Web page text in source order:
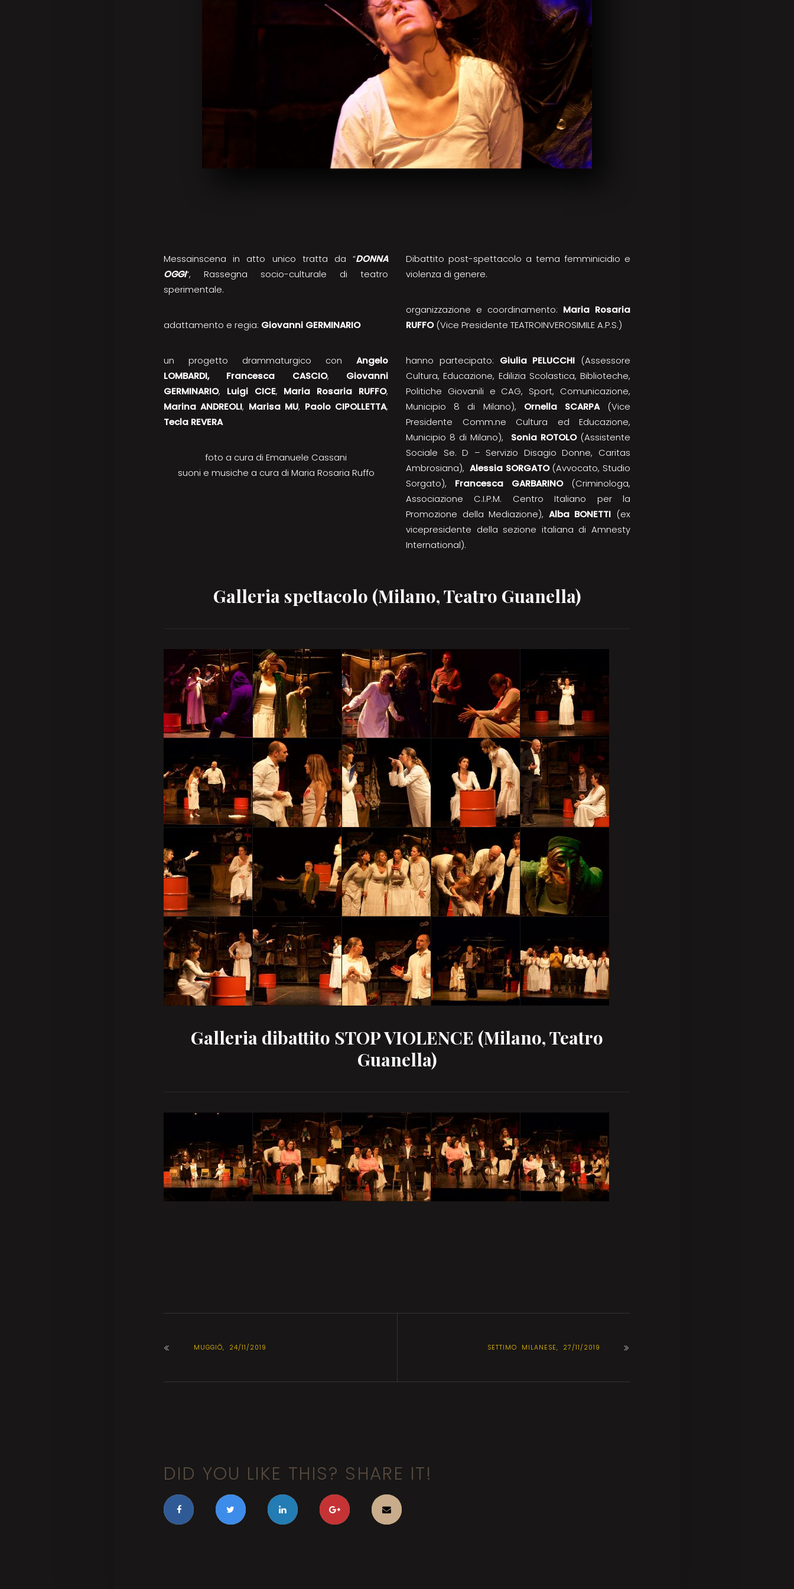
Messainscena in atto unico tratta da “DONNA
OGGI“, Rassegna socio-culturale di teatro
sperimentale.
adattamento e regia: Giovanni GERMINARIO
un progetto drammaturgico con Angelo
LOMBARDI, Francesca CASCIO, Giovanni
GERMINARIO, Luigi CICE, Maria Rosaria RUFFO,
Marina ANDREOLI, Marisa MU, Paolo CIPOLLETTA,
Tecla REVERA
foto a cura di Emanuele Cassani
suoni e musiche a cura di Maria Rosaria Ruffo
Dibattito post-spettacolo a tema femminicidio e
violenza di genere.
organizzazione e coordinamento: Maria Rosaria
RUFFO (Vice Presidente TEATROINVEROSIMILE A.P.S.)
hanno partecipato: Giulia PELUCCHI (Assessore
Cultura, Educazione, Edilizia Scolastica, Biblioteche,
Politiche Giovanili e CAG, Sport, Comunicazione,
Municipio 8 di Milano), Ornella SCARPA(Vice
Presidente Comm.ne Cultura ed Educazione,
Municipio 8 di Milano), Sonia ROTOLO(Assistente
Sociale Se. D – Servizio Disagio Donne, Caritas
Ambrosiana),Alessia SORGATO(Avvocato, Studio
Sorgato), Francesca GARBARINO(Criminologa,
Associazione C.I.P.M. Centro Italiano per la
Promozione della Mediazione), Alba BONETTI (ex
vicepresidente della sezione italiana di Amnesty
International).
Galleria spettacolo (Milano, Teatro Guanella)
Galleria dibattito STOP VIOLENCE (Milano, Teatro
Guanella)
MUGGIÒ, 24/11/2019 SETTIMO MILANESE, 27/11/2019
DID YOU LIKE THIS? SHARE IT!